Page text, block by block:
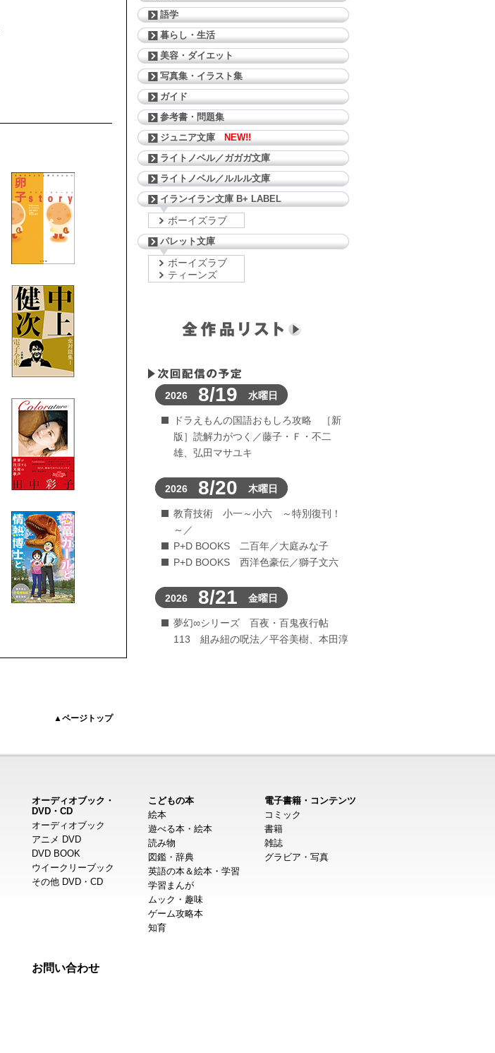
▲ページトップ
語学
暮らし・生活
美容・ダイエット
写真集・イラスト集
ガイド
参考書・問題集
ジュニア文庫
NEW!!
ライトノベル／ガガガ文庫
ライトノベル／ルルル文庫
イランイラン文庫 B+ LABEL
ボーイズラブ
パレット文庫
ボーイズラブ
ティーンズ
2026 8/19 水曜日
ドラえもんの国語おもしろ攻略 ［新
版］読解力がつく／藤子・Ｆ・不二
雄、弘田マサユキ
2026 8/20 木曜日
教育技術 小一～小六 ～特別復刊！
～／
P+D BOOKS 二百年／大庭みな子
P+D BOOKS 西洋色豪伝／獅子文六
2026 8/21 金曜日
夢幻∞シリーズ 百夜・百鬼夜行帖
113 組み紐の呪法／平谷美樹、本田淳
オーディオブック・
DVD・CD
オーディオブック
アニメ DVD
DVD BOOK
ウイークリーブック
その他 DVD・CD
こどもの本
絵本
遊べる本・絵本
読み物
図鑑・辞典
英語の本＆絵本・学習
学習まんが
ムック・趣味
ゲーム攻略本
知育
電子書籍・コンテンツ
コミック
書籍
雑誌
グラビア・写真
お問い合わせ